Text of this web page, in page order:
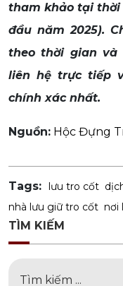
tham khảo tại thời
đầu năm 2025).
theo thời gian và
liên hệ trực tiếp
chính xác nhất.
Nguồn: Hộc Đựng
Tags: lưu tro cốt
nhà lưu giữ tro cốt nơi
TÌM KIẾM